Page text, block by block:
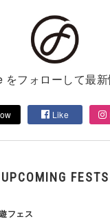
フォローして最
Like
UPCOMING FESTS
フェス